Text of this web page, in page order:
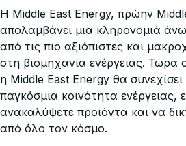
Η Middle East Energy, πρώην
απολαμβάνει μια κληρονομιά
από τις πιο αξιόπιστες και
στη βιομηχανία ενέργειας. Τώρα
η Middle East Energy θα
παγκόσμια κοινότητα ενέργειας,
ανακαλύψετε προϊόντα και να
από όλο τον κόσμο.